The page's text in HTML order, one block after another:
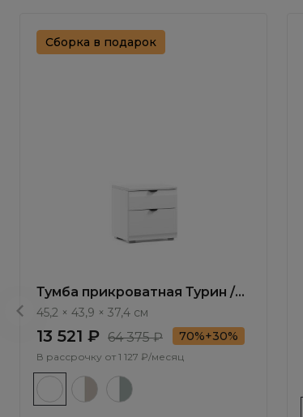
Сборка в подарок
Тумба прикроватная Турин /
Turin TR1620.2
45,2 × 43,9 × 37,4 см
13 521 ₽ 64 375 ₽ 70%+30%
В рассрочку от 1 127 ₽/месяц